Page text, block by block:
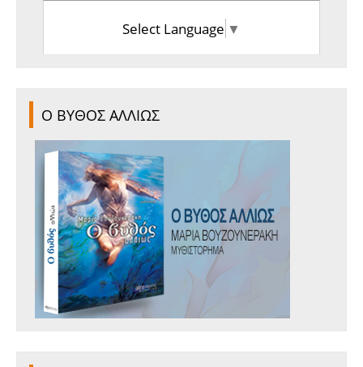
Select Language ▼
Ο ΒΥΘΟΣ ΑΛΛΙΩΣ